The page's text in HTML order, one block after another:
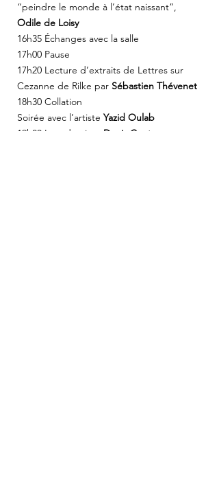
“peindre le monde à l’état naissant”,
Odile de Loisy
16h35 Échanges avec la salle
17h00 Pause
17h20 Lecture d’extraits de Lettres sur
Cezanne de Rilke par Sébastien Thévenet
18h30 Collation
Soirée avec l’artiste Yazid Oulab
19h30 Introduction, Denis Coutagne